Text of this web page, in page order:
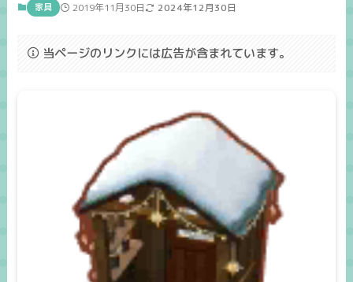
家具 2019年11月30日 2024年12月30日
当ページのリンクには広告が含まれています。